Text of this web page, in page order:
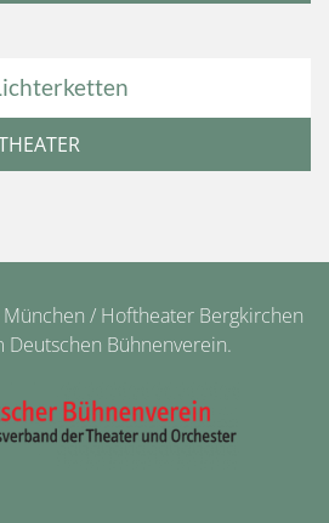
/ Hoftheater Bergkirchen
Deutschen Bühnenverein.